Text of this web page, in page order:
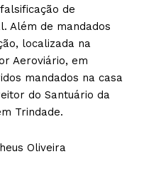
de
Além de mandados
localizada na
Aeroviário, em
mandados na casa
do Santuário da
Trindade.
Oliveira